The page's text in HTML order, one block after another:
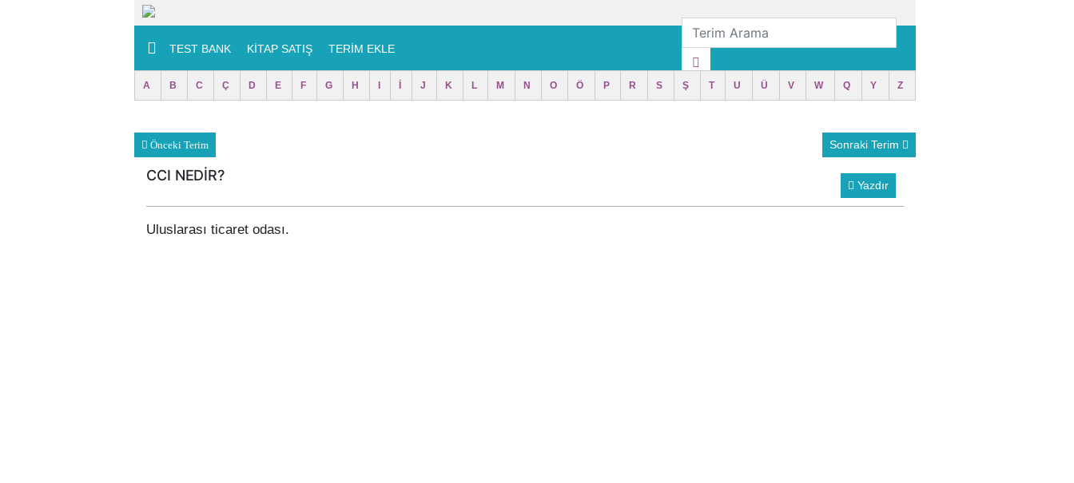
TEST BANK KITAP SATIŞ TERİM EKLE
A B C Ç D E F G H I İ J K L M N O Ö P R S Ş T U Ü V W Q Y Z
Önceki Terim Sonraki Terim
CCI NEDİR?
Yazdır
Uluslarası ticaret odası.